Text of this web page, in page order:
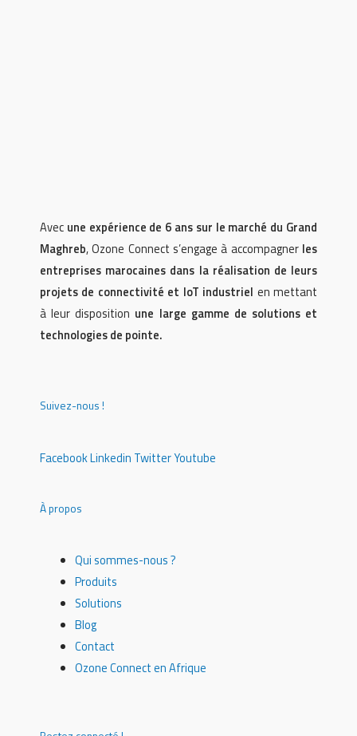
Avec une expérience de 6 ans sur le marché du Grand
Maghreb, Ozone Connect s’engage à accompagner les
entreprises marocaines dans la réalisation de leurs
projets de connectivité et IoT industriel en mettant
à leur disposition une large gamme de solutions et
technologies de pointe.
Suivez-nous !
FacebookLinkedin TwitterYoutube
À propos
Qui sommes-nous ?
Produits
Solutions
Blog
Contact
Ozone Connect en Afrique